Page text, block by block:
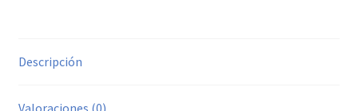
Descripción
Valoraciones (0)